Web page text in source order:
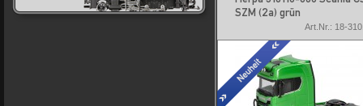
SZM (2a) grün
Art.Nr.: 18-